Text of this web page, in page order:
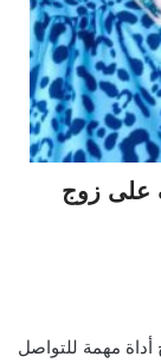
على زوج
أداة مهمة للتواصل